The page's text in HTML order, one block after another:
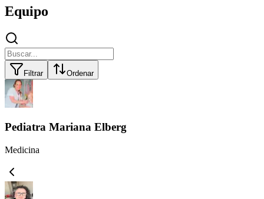
Equipo
Filtrar Ordenar
Pediatra Mariana Elberg
Medicina